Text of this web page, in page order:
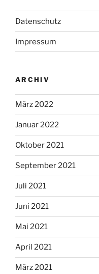
Datenschutz
Impressum
ARCHIV
März 2022
Januar 2022
Oktober 2021
September 2021
Juli 2021
Juni 2021
Mai 2021
April 2021
März 2021